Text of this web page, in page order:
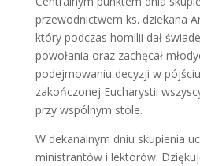
przewodnictwem ks. dziekana
który podczas homilii dał
powołania oraz zachęcał
podejmowaniu decyzji w
zakończonej Eucharystii
przy wspólnym stole.
W dekanalnym dniu skupienia
ministrantów i lektorów.